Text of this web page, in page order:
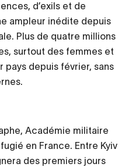
d’exils et de
ampleur inédite depuis
Plus de quatre millions
surtout des femmes et
pays depuis février, sans
Académie militaire
en France. Entre Kyiv
des premiers jours